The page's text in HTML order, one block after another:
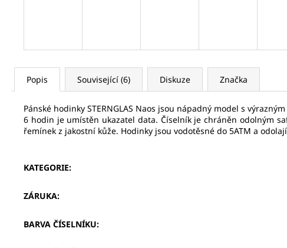
Popis Související (6) Diskuze Značka
Pánské hodinky STERNGLAS Naos jsou nápadný model s
6 hodin je umístěn ukazatel data. Číselník je chráněn odolným
řemínek z jakostní kůže. Hodinky jsou vodotěsné do 5ATM a
KATEGORIE:
ZÁRUKA:
BARVA ČÍSELNÍKU: